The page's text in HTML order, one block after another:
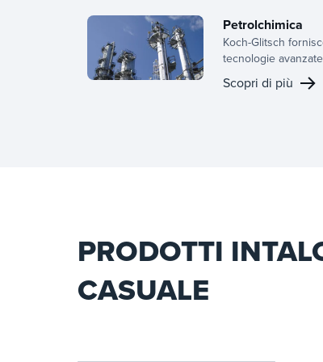
Petrolchimica
Koch-Glitsch
tecnologie
trasferimento di
separazione di fase
Scopri di più
PRODOTTI
CASUALE